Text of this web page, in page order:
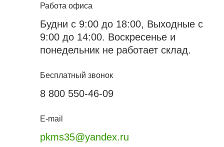
Работа офиса
Будни с 9:00 до 18:00, Выходные с
9:00 до 14:00. Воскресенье и
понедельник не работает склад.
Бесплатный звонок
8 800 550-46-09
E-mail
pkms35@yandex.ru